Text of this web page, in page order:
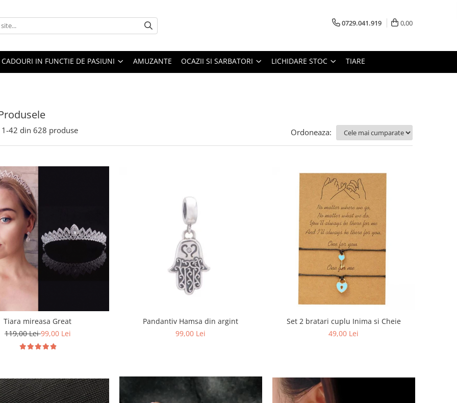
0729.041.919 0,00
CADOURI IN FUNCTIE DE PASIUNI AMUZANTE OCAZII SI SARBATORI LICHIDARE STOC TIARE
1-42 din 628 produse Ordoneaza:
Tiara mireasa Great
119,00 Lei99,00 Lei
Pandantiv Hamsa din argint
99,00 Lei
Set 2 bratari cuplu Inima si Cheie
49,00 Lei